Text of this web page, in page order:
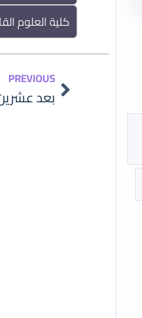
كلية العلوم
Prev
PREVIOUS